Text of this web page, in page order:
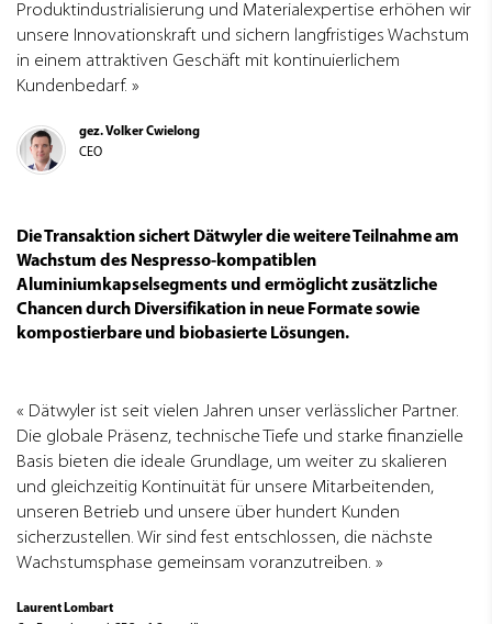
Produktindustrialisierung und Materialexpertise erhöhen wir
unsere Innovationskraft und sichern langfristiges Wachstum
in einem attraktiven Geschäft mit kontinuierlichem
Kundenbedarf.
gez. Volker Cwielong
CEO
Die Transaktion sichert Dätwyler die weitere Teilnahme am
Wachstum des Nespresso-kompatiblen
Aluminiumkapselsegments und ermöglicht zusätzliche
Chancen durch Diversifikation in neue Formate sowie
kompostierbare und biobasierte Lösungen.
Dätwyler ist seit vielen Jahren unser verlässlicher Partner.
Die globale Präsenz, technische Tiefe und starke finanzielle
Basis bieten die ideale Grundlage, um weiter zu skalieren
und gleichzeitig Kontinuität für unsere Mitarbeitenden,
unseren Betrieb und unsere über hundert Kunden
sicherzustellen. Wir sind fest entschlossen, die nächste
Wachstumsphase gemeinsam voranzutreiben.
Laurent Lombart